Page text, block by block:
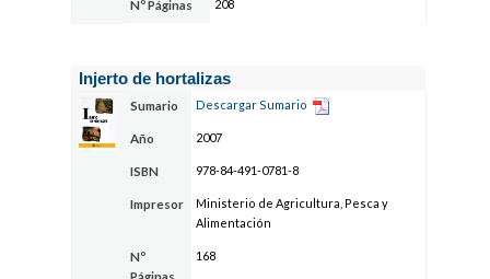
Nº Páginas 208
Injerto de hortalizas
Sumario Descargar Sumario
Año 2007
ISBN 978-84-491-0781-8
Impresor
Ministerio de Agricultura, Pesca y
Alimentación
Nº
Páginas
168